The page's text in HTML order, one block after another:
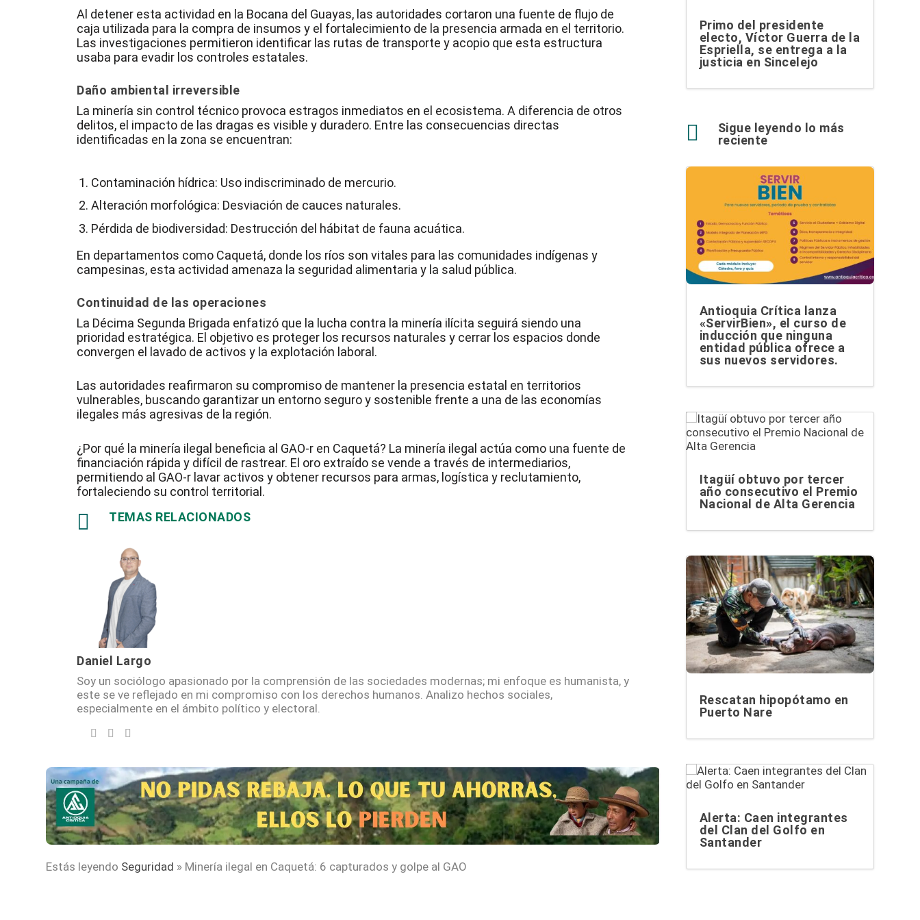
Al detener esta actividad en la Bocana del Guayas, las autoridades cortaron una fuente de flujo de
caja utilizada para la compra de insumos y el fortalecimiento de la presencia armada en el territorio.
Las investigaciones permitieron identificar las rutas de transporte y acopio que esta estructura
usaba para evadir los controles estatales.
Daño ambiental irreversible
La minería sin control técnico provoca estragos inmediatos en el ecosistema. A diferencia de otros
delitos, el impacto de las dragas es visible y duradero. Entre las consecuencias directas
identificadas en la zona se encuentran:
Contaminación hídrica: Uso indiscriminado de mercurio.
Alteración morfológica: Desviación de cauces naturales.
Pérdida de biodiversidad: Destrucción del hábitat de fauna acuática.
En departamentos como Caquetá, donde los ríos son vitales para las comunidades indígenas y
campesinas, esta actividad amenaza la seguridad alimentaria y la salud pública.
Continuidad de las operaciones
La Décima Segunda Brigada enfatizó que la lucha contra la minería ilícita seguirá siendo una
prioridad estratégica. El objetivo es proteger los recursos naturales y cerrar los espacios donde
convergen el lavado de activos y la explotación laboral.
Las autoridades reafirmaron su compromiso de mantener la presencia estatal en territorios
vulnerables, buscando garantizar un entorno seguro y sostenible frente a una de las economías
ilegales más agresivas de la región.
¿Por qué la minería ilegal beneficia al GAO-r en Caquetá? La minería ilegal actúa como una fuente de
financiación rápida y difícil de rastrear. El oro extraído se vende a través de intermediarios,
permitiendo al GAO-r lavar activos y obtener recursos para armas, logística y reclutamiento,
fortaleciendo su control territorial.
 TEMAS RELACIONADOS
Daniel Largo
Soy un sociólogo apasionado por la comprensión de las sociedades modernas; mi enfoque es humanista, y
este se ve reflejado en mi compromiso con los derechos humanos. Analizo hechos sociales,
especialmente en el ámbito político y electoral.
Estás leyendo Seguridad » Minería ilegal en Caquetá: 6 capturados y golpe al GAO
Primo del presidente
electo, Víctor Guerra de la
Espriella, se entrega a la
justicia en Sincelejo

Sigue leyendo lo más
reciente
Antioquia Crítica lanza
«ServirBien», el curso de
inducción que ninguna
entidad pública ofrece a
sus nuevos servidores.
Itagüí obtuvo por tercer
año consecutivo el Premio
Nacional de Alta Gerencia
Rescatan hipopótamo en
Puerto Nare
Alerta: Caen integrantes
del Clan del Golfo en
Santander